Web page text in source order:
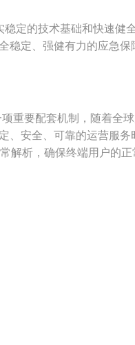
定的技术基础和快速健
稳定、强健有力的应急保
重要配套机制，随着全
、安全、可靠的运营服务
解析，确保终端用户的正